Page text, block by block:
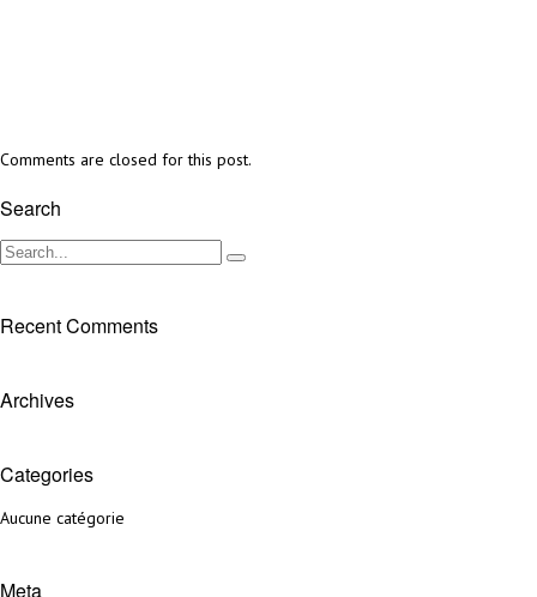
Comments are closed for this post.
Search
Recent Comments
Archives
Categories
Aucune catégorie
Meta